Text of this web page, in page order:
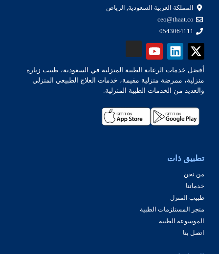
المملكة العربية السعودية, الرياض
ceo@thaat.co
0543064111
أفضل خدمات الرعاية الطبية المنزلية في السعودية، طبيب زيارة
منزلية، ممرضة منزلية مقيمة، خدمات العلاج الطبيعي المنزلي
والعديد من الخدمات الطبية المنزلية.
تطبيق ذات
من نحن
خدماتنا
طبيب المنزل
متجر المستلزمات الطبية
الموسوعة الطبية
اتصل بنا